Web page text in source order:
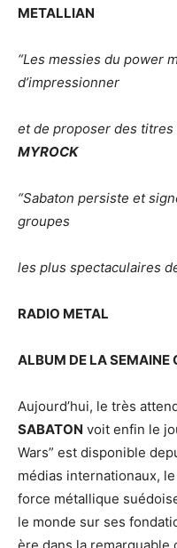
METALLIAN
“Les messies du power
d’impressionner
et de proposer des
MYROCK
“Sabaton persiste et
groupes
les plus spectaculaires
RADIO METAL
ALBUM DE LA SEMAINE
Aujourd’hui, le très
SABATON voit enfin le
Wars” est disponible
médias internationaux,
force métallique
le monde sur ses